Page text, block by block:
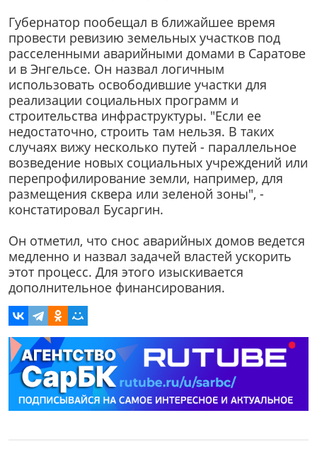
Губернатор пообещал в ближайшее время
провести ревизию земельных участков под
расселенными аварийными домами в Саратове
и в Энгельсе. Он назвал логичным
использовать освободившие участки для
реализации социальных программ и
строительства инфраструктуры. "Если ее
недостаточно, строить там нельзя. В таких
случаях вижу несколько путей - параллельное
возведение новых социальных учреждений или
перепрофилирование земли, например, для
размещения сквера или зеленой зоны", -
констатировал Бусаргин.
Он отметил, что снос аварийных домов ведется
медленно и назвал задачей властей ускорить
этот процесс. Для этого изыскивается
дополнительное финансирования.